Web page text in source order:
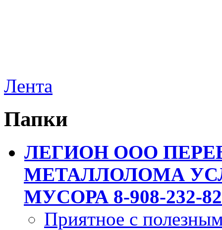
Лента
Папки
ЛЕГИОН ООО
МЕТАЛЛОЛОМА
МУСОРА 8-908-232-
Приятное с